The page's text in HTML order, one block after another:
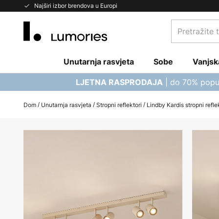
Najširi izbor brendova u Europi
Skip
Pretražite
trgovinu...
Unutarnja rasvjeta Sobe
LJETNA RASPRODAJA | do 70%
Dom Unutarnja rasvjeta Stropni reflektori Lindby Kardis stropni